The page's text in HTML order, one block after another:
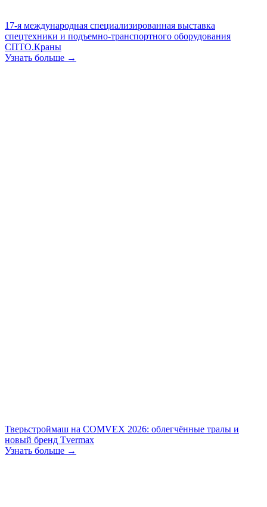
17-я международная специализированная выставка
спецтехники и подъемно-транспортного оборудования
СПТО.Краны
Узнать больше →
Тверьстроймаш на COMVEX 2026: облегчённые тралы и
новый бренд Tvermax
Узнать больше →